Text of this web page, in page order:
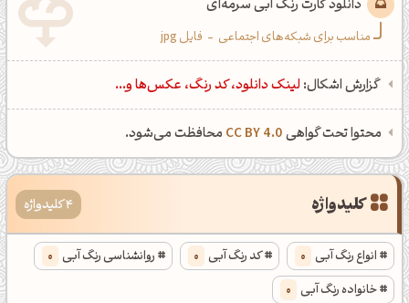
دانلود کارت رنگ آبی سرمه‌ای
مناسب برای شبکه‌های اجتماعی - فایل jpg
گزارش اشکال: لینک دانلود، کد رنگ، عکس‌ها و...
محتوا تحت گواهیCC BY 4.0 محافظت می‌شود.
کلیدواژه 4 کلیدواژه
انواع رنگ آبی 0 کد رنگ آبی 0 روانشناسی رنگ آبی 0
خانواده رنگ آبی 0